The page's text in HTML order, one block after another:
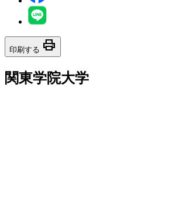
印刷する print
関東学院大学